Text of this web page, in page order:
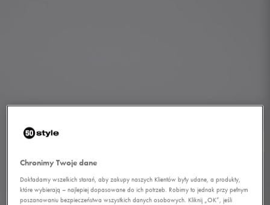
Chronimy Twoje dane
Dokładamy wszelkich starań, aby zakupy naszych Klientów były udane, a produkty,
które wybierają – najlepiej dopasowane do ich potrzeb. Robimy to jednak przy pełnym
poszanowaniu bezpieczeństwa wszystkich danych osobowych. Kliknij „OK”, jeśli